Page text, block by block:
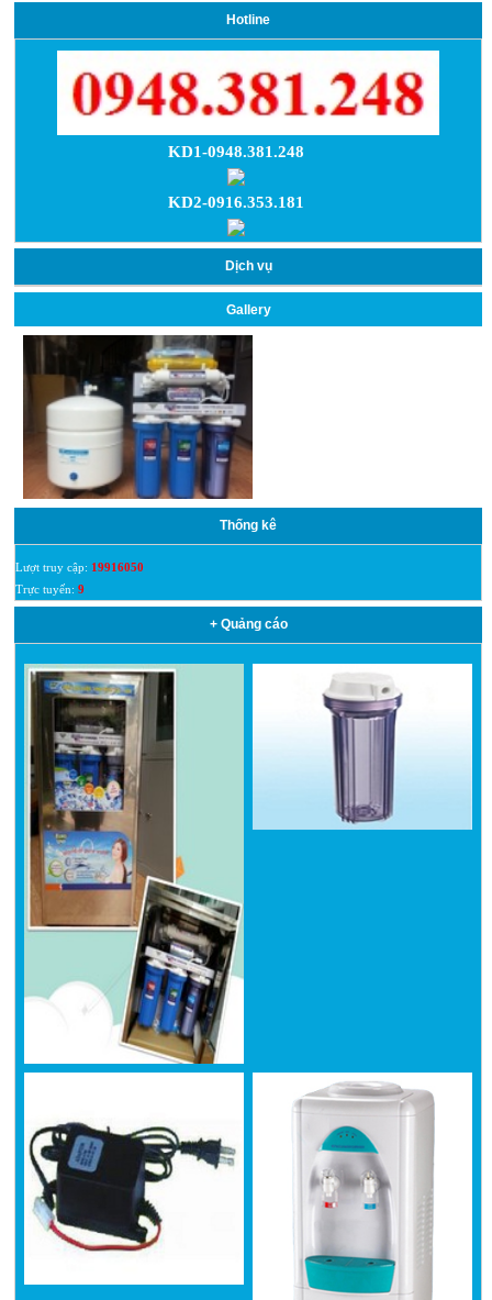
Hotline
KD1-0948.381.248
KD2-0916.353.181
Dịch vụ
Gallery
Thống kê
Lượt truy cập: 19916050
Trực tuyến: 9
+ Quảng cáo